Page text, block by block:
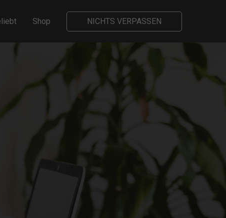
Shop NICHTS VERPASSEN